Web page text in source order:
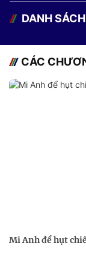
DANH
CÁC
Mi Anh để hụt